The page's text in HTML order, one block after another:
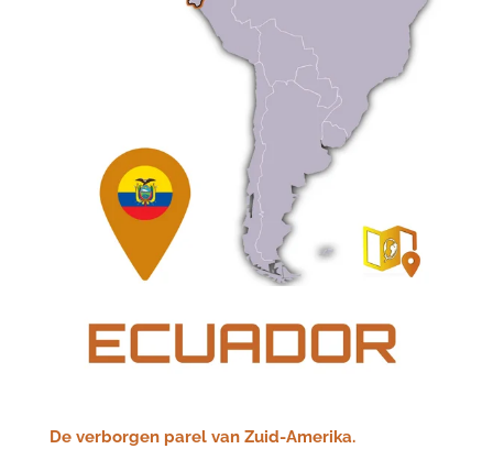
De verborgen parel van Zuid-Amerika.